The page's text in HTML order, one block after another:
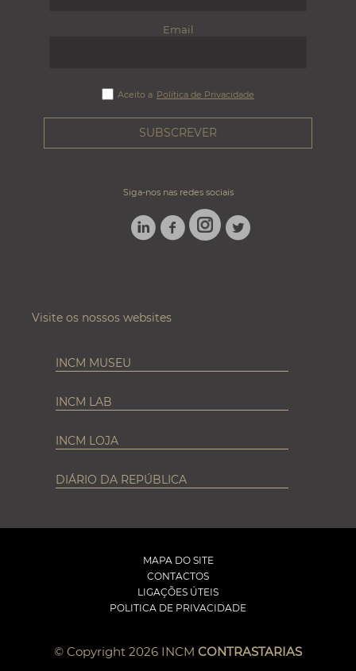
Email
Aceito a Política de Privacidade
Siga-nos nas redes sociais
LINKEDINFACEBOOK
INSTAGRAM
TWITTER
Visite os nossos websites
INCM MUSEU
INCM LAB
INCM LOJA
DIÁRIO DA REPÚBLICA
MAPA DO SITE
CONTACTOS
LIGAÇÕES ÚTEIS
POLITICA DE PRIVACIDADE
© Copyright 2026 INCM CONTRASTARIAS